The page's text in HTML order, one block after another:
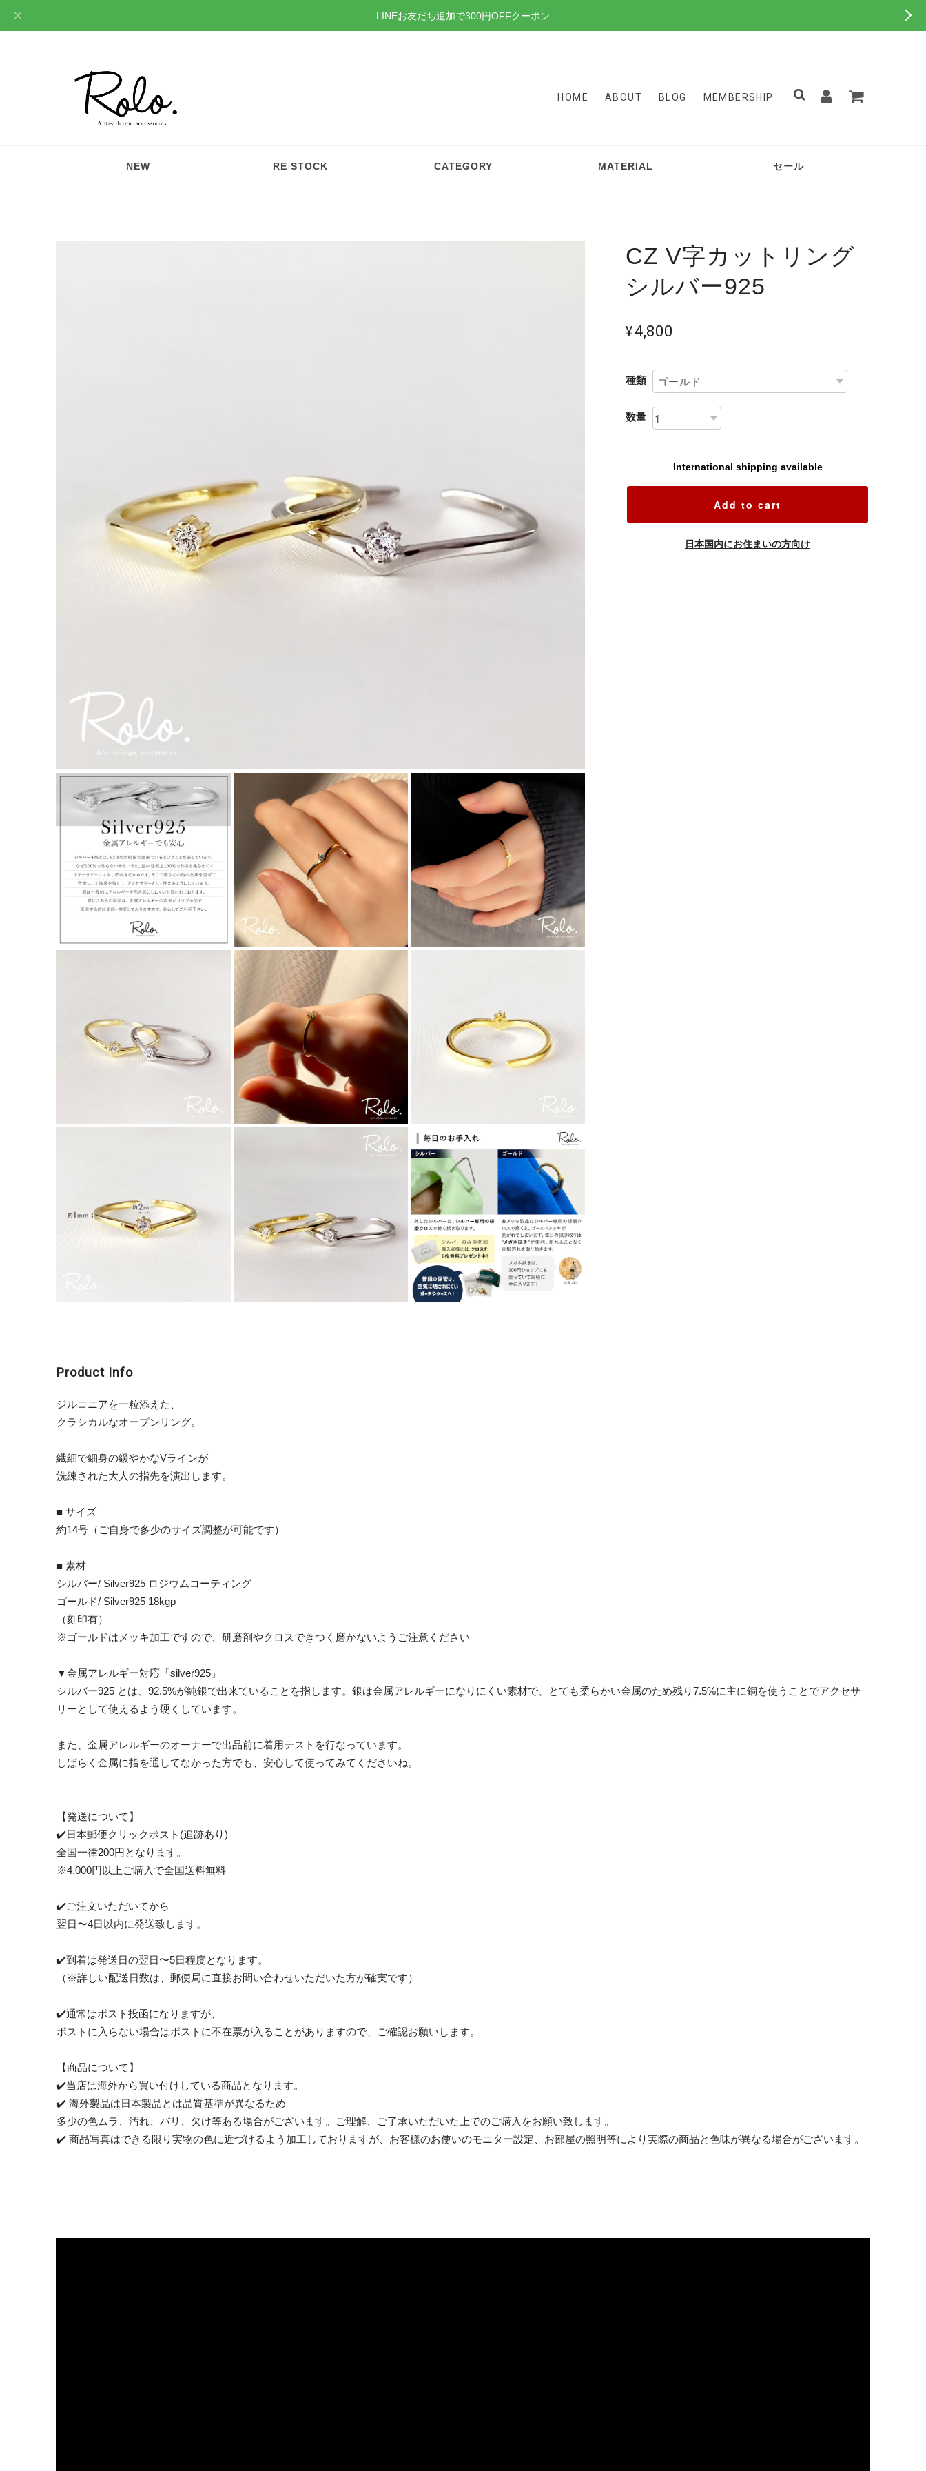
LINEお友だち追加で300円OFFクーポン
HOME ABOUT BLOG MEMBERSHIP
NEW RE STOCK CATEGORY MATERIAL セール
CZ V字カットリング
シルバー925
¥4,800
種類
数量
International shipping available
Add to cart
日本国内にお住まいの方向け
Product Info
ジルコニアを一粒添えた、
クラシカルなオープンリング。
繊細で細身の緩やかなVラインが
洗練された大人の指先を演出します。
■ サイズ
約14号（ご自身で多少のサイズ調整が可能です）
■ 素材
シルバー/ Silver925 ロジウムコーティング
ゴールド/ Silver925 18kgp
（刻印有）
※ゴールドはメッキ加工ですので、研磨剤やクロスできつく磨かないようご注意ください
▼金属アレルギー対応「silver925」
シルバー925 とは、92.5%が純銀で出来ていることを指します。銀は金属アレルギーになりにくい素材で、とても柔らかい金属のため残り7.5%に主に銅を使うことでアクセサ
リーとして使えるよう硬くしています。
また、金属アレルギーのオーナーで出品前に着用テストを行なっています。
しばらく金属に指を通してなかった方でも、安心して使ってみてくださいね。
【発送について】
✔️日本郵便クリックポスト(追跡あり)
全国一律200円となります。
※4,000円以上ご購入で全国送料無料
✔️ご注文いただいてから
翌日〜4日以内に発送致します。
✔️到着は発送日の翌日〜5日程度となります。
（※詳しい配送日数は、郵便局に直接お問い合わせいただいた方が確実です）
✔️通常はポスト投函になりますが、
ポストに入らない場合はポストに不在票が入ることがありますので、ご確認お願いします。
【商品について】
✔️当店は海外から買い付けしている商品となります。
✔️ 海外製品は日本製品とは品質基準が異なるため
多少の色ムラ、汚れ、バリ、欠け等ある場合がございます。ご理解、ご了承いただいた上でのご購入をお願い致します。
✔️ 商品写真はできる限り実物の色に近づけるよう加工しておりますが、お客様のお使いのモニター設定、お部屋の照明等により実際の商品と色味が異なる場合がございます。